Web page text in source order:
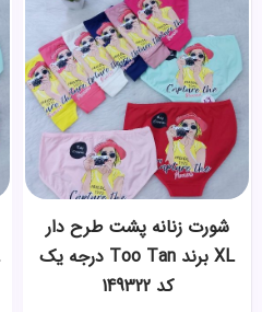
شورت زنانه پشت طرح دار
XL برند Too Tan درجه یک
کد 149322